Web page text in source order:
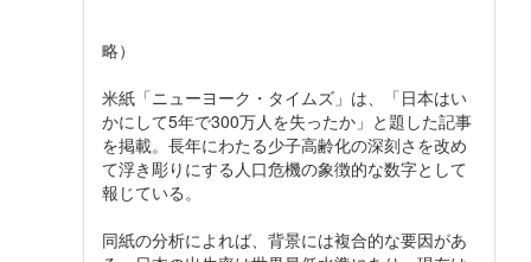
略）
米紙「ニューヨーク・タイムズ」は、「日本はい
かにして5年で300万人を失ったか」と題した記事
を掲載。長年にわたる少子高齢化の深刻さを改め
て浮き彫りにする人口危機の象徴的な数字として
報じている。
同紙の分析によれば、背景には複合的な要因があ